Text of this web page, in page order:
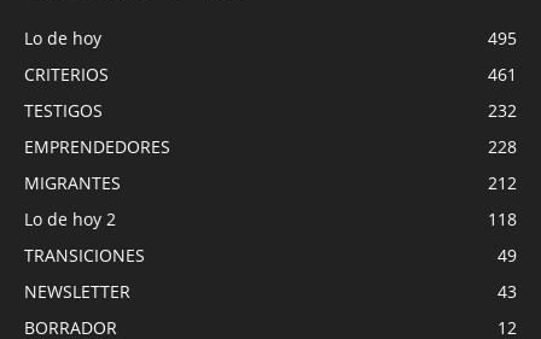
Lo de hoy
495
CRITERIOS
461
TESTIGOS
232
EMPRENDEDORES
228
MIGRANTES
212
Lo de hoy 2
118
TRANSICIONES
49
NEWSLETTER
43
BORRADOR
12